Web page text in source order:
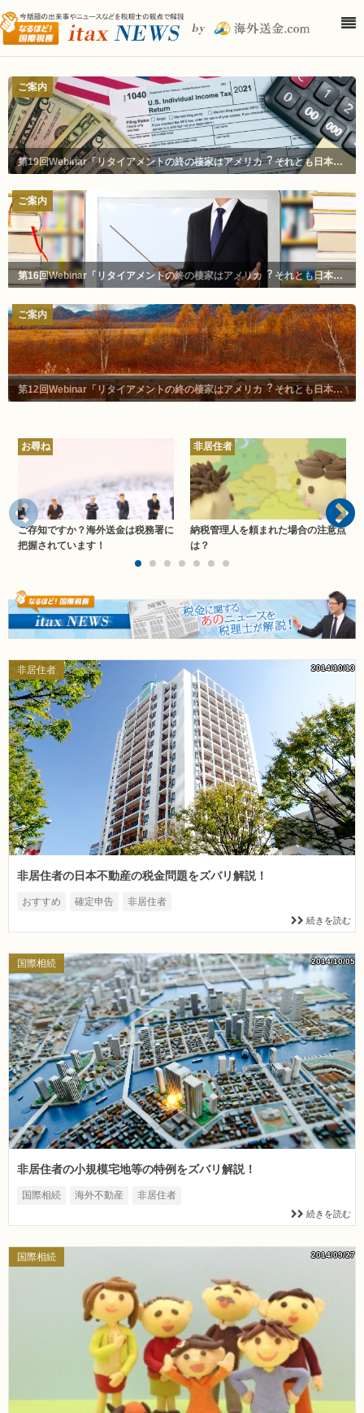
ご案内
第19回Webinar「リタイアメントの終の棲家はアメリカ︖ それとも⽇本︖」
ご案内
第16回Webinar「リタイアメントの終の棲家はアメリカ︖ それとも⽇本︖」
ご案内
第12回Webinar「リタイアメントの終の棲家はアメリカ︖ それとも⽇本︖」
お尋ね
ご存知ですか？海外送金は税務署に
把握されています！
非居住者
納税管理人を頼まれた場合の注意点
は？
非居住者 2014/10/13
非居住者の日本不動産の税金問題をズバリ解説！
おすすめ 確定申告 非居住者
続きを読む
国際相続 2014/10/05
非居住者の小規模宅地等の特例をズバリ解説！
国際相続 海外不動産 非居住者
続きを読む
国際相続 2014/09/27